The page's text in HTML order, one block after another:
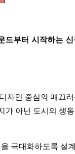
드부터 시작하는
인 중심의 매끄
가 아닌 도시의 생
극대화하도록 설